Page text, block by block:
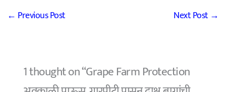
← Previous Post Next Post →
1 thought on “Grape Farm Protection